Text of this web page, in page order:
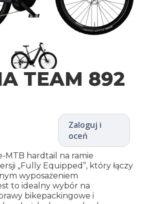
TEAM 892
Zaloguj i
oceń
MTB hardtail na ramie
„Fully Equipped”, który łączy
wyposażeniem
to idealny wybór na
bikepackingowe i